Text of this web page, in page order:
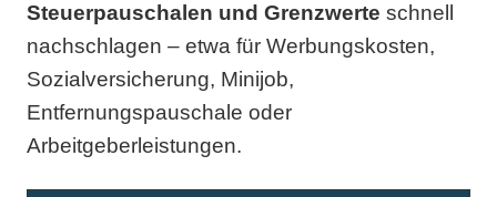
Steuerpauschalen und Grenzwerte schnell
nachschlagen – etwa für Werbungskosten,
Sozialversicherung, Minijob,
Entfernungspauschale oder
Arbeitgeberleistungen.